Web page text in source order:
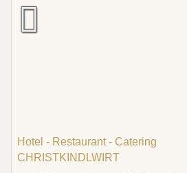
Hotel - Restaurant - Catering
CHRISTKINDLWIRT